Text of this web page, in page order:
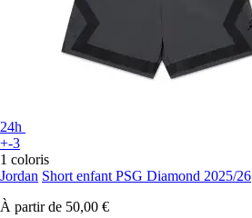
24h
+-3
1 coloris
Jordan Short enfant PSG Diamond 2025/26
À partir de 50,00 €